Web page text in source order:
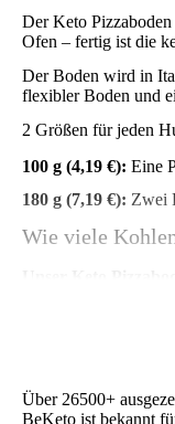
Der Keto
Ofen – fertig ist die
Der Boden wird in
flexibler Boden und
2 Größen für jeden
100 g (4,19 €): Eine
180 g (7,19 €): Zwei
Wie viele
natürliche Hefe für
Über 26500+
BeKeto ist bekannt